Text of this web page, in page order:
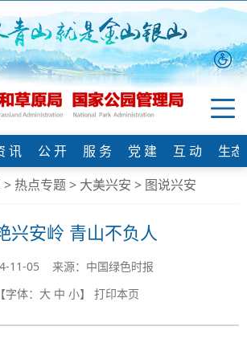
讯 公 开 服 务 党 建 互 动
生
> 热点专题> 大美兴安 > 图说兴安
兴安岭 青山不负人
11-05 来源：中国绿色时报
【字体： 大 中 小】 打印本页